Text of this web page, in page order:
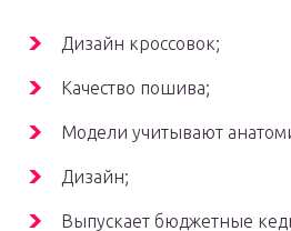
Дизайн кроссовок;
Качество пошива;
Модели учитывают
Дизайн;
Выпускает бюджетные